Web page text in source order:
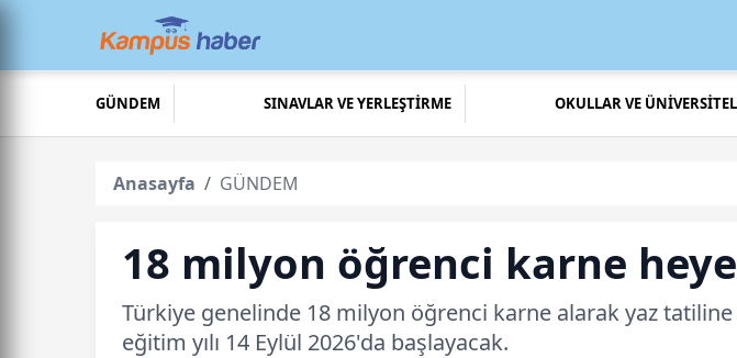
GÜNDEM SINAVLAR VE YERLEŞTİRME OKULLAR VE
Anasayfa GÜNDEM
18 milyon öğrenci karne
Türkiye genelinde 18 milyon öğrenci karne alarak yaz
eğitim yılı 14 Eylül 2026'da başlayacak.